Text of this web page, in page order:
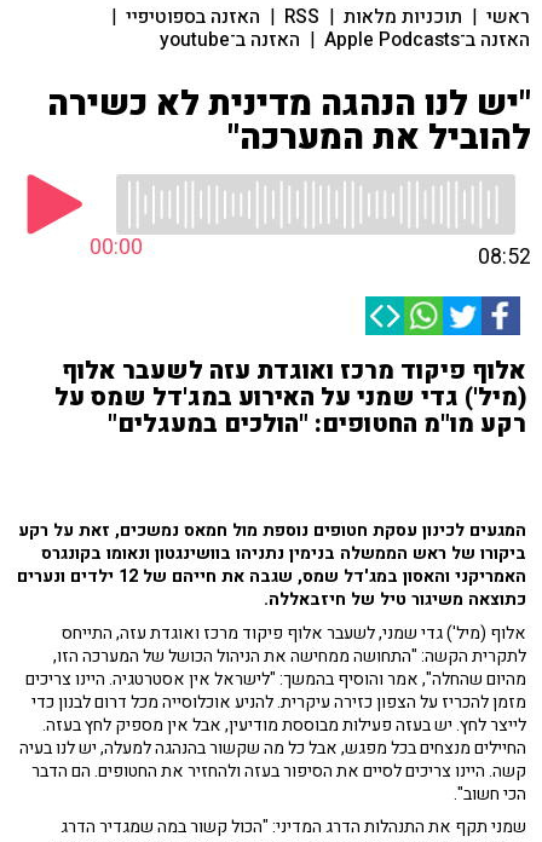
ראשי | תוכניות מלאות |
RSS
| האזנה בספוטיפיי |
האזנה ב־Apple Podcasts | האזנה ב־youtube
"יש לנו הנהגה מדינית לא כשירה
להוביל את המערכה"
00:00 08:52
אלוף פיקוד מרכז ואוגדת עזה לשעבר אלוף
(מיל') גדי שמני על האירוע במג'דל שמס על
רקע מו"מ החטופים: "הולכים במעגלים"
המגעים לכינון עסקת חטופים נוספת מול חמאס נמשכים, זאת על רקע
ביקורו של ראש הממשלה בנימין נתניהו בוושינגטון ונאומו בקונגרס
האמריקני והאסון במג'דל שמס, שגבה את חייהם של 12 ילדים ונערים
כתוצאה משיגור טיל של חיזבאללה.
אלוף (מיל') גדי שמני, לשעבר אלוף פיקוד מרכז ואוגדת עזה, התייחס
לתקרית הקשה: "התחושה ממחישה את הניהול הכושל של המערכה הזו,
מהיום שהחלה", אמר והוסיף בהמשך: "לישראל אין אסטרטגיה. היינו צריכים
מזמן להכריז על הצפון כזירה עיקרית. להניע אוכלוסייה מכל דרום לבנון כדי
לייצר לחץ. יש בעזה פעילות מבוססת מודיעין, אבל אין מספיק לחץ בעזה.
החיילים מנצחים בכל מפגש, אבל כל מה שקשור בהנהגה למעלה, יש לנו בעיה
קשה. היינו צריכים לסיים את הסיפור בעזה ולהחזיר את החטופים. הם הדבר
הכי חשוב".
שמני תקף את התנהלות הדרג המדיני: "הכול קשור במה שמגדיר הדרג